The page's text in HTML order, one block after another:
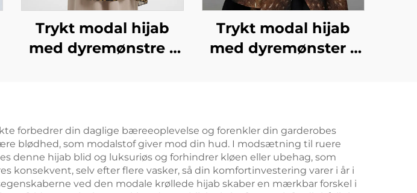
Trykt modal hijab
med dyremønstre –
Trykt modal hijab
med dyremønster –
forbedrer din daglige bæreeoplevelse og forenkler din garderobes
blødhed, som modalstof giver mod din hud. I modsætning til ruere
denne hijab blid og luksuriøs og forhindrer kløen eller ubehag, som
konsekvent, selv efter flere vasker, så din komfortinvestering varer i år i
ved den modale krøllede hijab skaber en mærkbar forskel i